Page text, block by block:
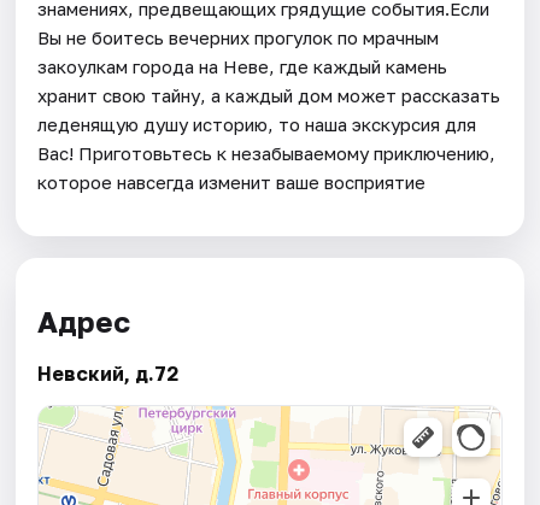
знамениях, предвещающих грядущие события.Если
Вы не боитесь вечерних прогулок по мрачным
закоулкам города на Неве, где каждый камень
хранит свою тайну, а каждый дом может рассказать
леденящую душу историю, то наша экскурсия для
Вас! Приготовьтесь к незабываемому приключению,
которое навсегда изменит ваше восприятие
Адрес
Невский, д.72